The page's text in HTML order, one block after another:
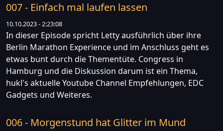
007 - Einfach mal laufen lassen
10.10.2023 - 2:23:08
In dieser Episode spricht Letty ausführlich über ihre
Berlin Marathon Experience und im Anschluss geht es
etwas bunt durch die Thementüte. Congress in
Hamburg und die Diskussion darum ist ein Thema,
hukl's aktuelle Youtube Channel Empfehlungen, EDC
Gadgets und Weiteres.
006 - Morgenstund hat Glitter im Mund